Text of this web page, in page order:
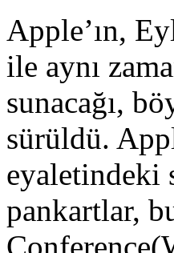
Apple’ın,
ile aynı
sunacağı,
sürüldü.
eyaletindeki
pankartlar,